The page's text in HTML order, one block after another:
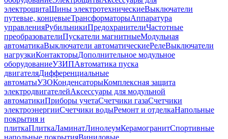
электрощитаШины электротехническиеВыключатели
путевые, концевыеТрансформаторыАппаратура
управленияРубильникиПредохранителиЧастотные
преобразователиПускатели магнитныеМодульная
автоматикаВыключатели автоматическиеРелеВыключатели
нагрузкиКонтакторыДополнительное модульное
оборудованиеУЗИПАвтоматика пуска
двигателяДифференциальные
автоматыУЗОКонденсаторыКомплексная защита
электродвигателейАксессуары для модульной
автоматикиПриборы учетаСчетчики газаСчетчики
электроэнергииСчетчики водыРемонт и отделкаНапольные
покрытия и
плиткаПлиткаЛаминатЛинолеумКерамогранитСпортивные
напольные покрытияВиниловые